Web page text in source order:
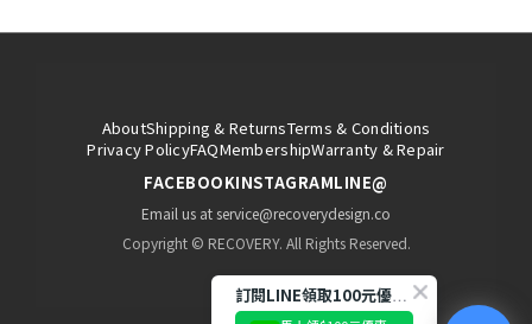
AboutShipping & ReturnsTerms & Conditions
Privacy PolicyFAQMembershipWarranty & Repair
FACEBOOKINSTAGRAMLINE@
Email us at service@recoverydesign.co
Copyright © RECOVERY. All Rights Reserved.
訂閱LINE領取100元優惠券!